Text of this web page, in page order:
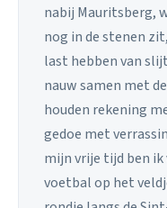
nabij Mauritsberg,
nog in de stenen
last hebben van
nauw samen met
houden rekening
gedoe met
mijn vrije tijd ben ik
voetbal op het